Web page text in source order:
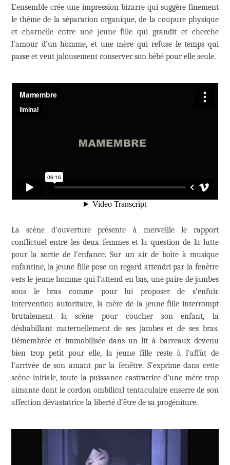
L’ensemble crée une impression bizarre qui suggère finement
le thème de la séparation organique, de la coupure physique
et charnelle entre une jeune fille qui grandit et cherche
l’amour d’un homme, et une mère qui refuse le temps qui
passe et veut jalousement conserver son bébé pour elle seule.
La scène d’ouverture présente à merveille le rapport
conflictuel entre les deux femmes et la question de la lutte
pour la sortie de l’enfance. Sur un air de boîte à musique
enfantine, la jeune fille pose un regard attendri par la fenêtre
vers le jeune homme qui l’attend en bas, une paire de jambes
sous le bras comme pour lui proposer de s’enfuir.
Intervention autoritaire, la mère de la jeune fille interrompt
brutalement la scène pour coucher son enfant, la
déshabillant maternellement de ses jambes et de ses bras.
Démembrée et immobilisée dans un lit à barreaux devenu
bien trop petit pour elle, la jeune fille reste à l’affût de
l’arrivée de son amant par la fenêtre. S’exprime dans cette
scène initiale, toute la puissance castratrice d’une mère trop
aimante dont le cordon ombilical tentaculaire enserre de son
affection dévastatrice la liberté d’être de sa progéniture.